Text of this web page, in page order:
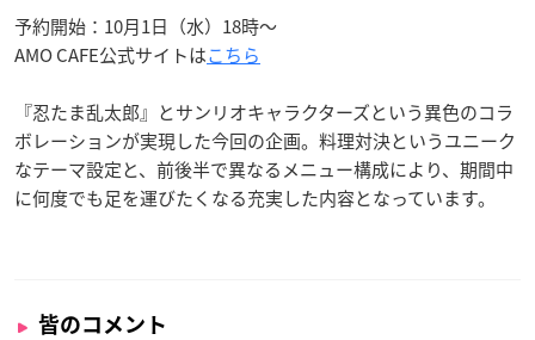
予約開始：10月1日（水）18時〜
AMO CAFE公式サイトはこちら
『忍たま乱太郎』とサンリオキャラクターズという異色のコラ
ボレーションが実現した今回の企画。料理対決というユニーク
なテーマ設定と、前後半で異なるメニュー構成により、期間中
に何度でも足を運びたくなる充実した内容となっています。
皆のコメント